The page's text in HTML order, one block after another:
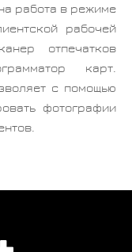
работа в режиме
рабочей
отпечатков
карт.
с помощью
фотографии